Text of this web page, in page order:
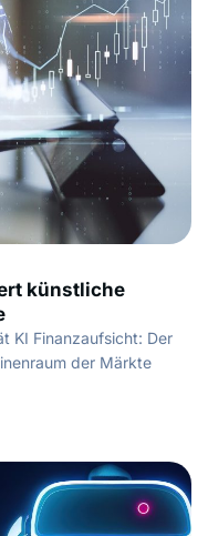
künstliche
KI Finanzaufsicht: Der
der Märkte